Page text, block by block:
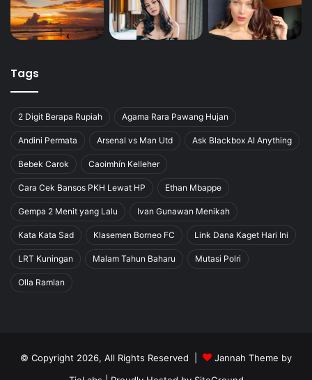
Tags
2 Digit Berapa Rupiah Agama Rara Pawang Hujan
Andini Permata Arsenal vs Man Utd Ask Blackbox AI Anything
Bebek Carok Caoimhín Kelleher
Cara Cek Bansos PKH Lewat HP Ethan Mbappe
Gempa 2 Menit yang Lalu Ivan Gunawan Menikah
Kata Kata Sad Klasemen Borneo FC Link Dana Kaget Hari Ini
LRT Kuningan Malam Tahun Baharu Mutasi Polri
Olla Ramlan
© Copyright 2026, All Rights Reserved |
Jannah Theme by